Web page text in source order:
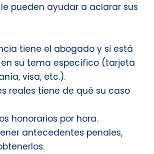
pueden ayudar a aclarar sus
tiene el abogado y si está
su tema específico (tarjeta
visa, etc.).
reales tiene de qué su caso
honorarios por hora.
antecedentes penales,